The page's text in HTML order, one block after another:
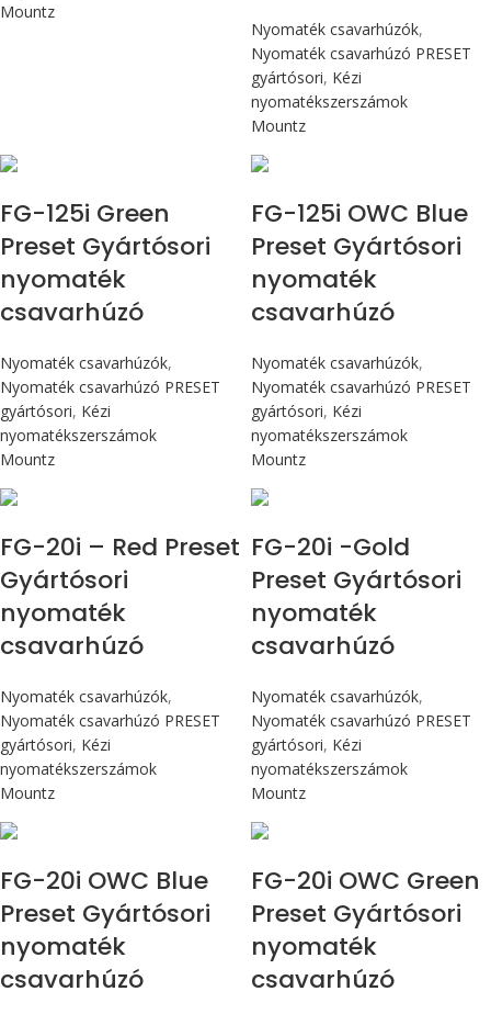
Mountz
Nyomaték csavarhúzók,
Nyomaték csavarhúzó PRESET
gyártósori, Kézi
nyomatékszerszámok
Mountz
FG-125i Green
Preset Gyártósori
nyomaték
csavarhúzó
Nyomaték csavarhúzók,
Nyomaték csavarhúzó PRESET
gyártósori, Kézi
nyomatékszerszámok
Mountz
FG-125i OWC Blue
Preset Gyártósori
nyomaték
csavarhúzó
Nyomaték csavarhúzók,
Nyomaték csavarhúzó PRESET
gyártósori, Kézi
nyomatékszerszámok
Mountz
FG-20i – Red Preset
Gyártósori
nyomaték
csavarhúzó
Nyomaték csavarhúzók,
Nyomaték csavarhúzó PRESET
gyártósori, Kézi
nyomatékszerszámok
Mountz
FG-20i -Gold
Preset Gyártósori
nyomaték
csavarhúzó
Nyomaték csavarhúzók,
Nyomaték csavarhúzó PRESET
gyártósori, Kézi
nyomatékszerszámok
Mountz
FG-20i OWC Blue
Preset Gyártósori
nyomaték
csavarhúzó
FG-20i OWC Green
Preset Gyártósori
nyomaték
csavarhúzó